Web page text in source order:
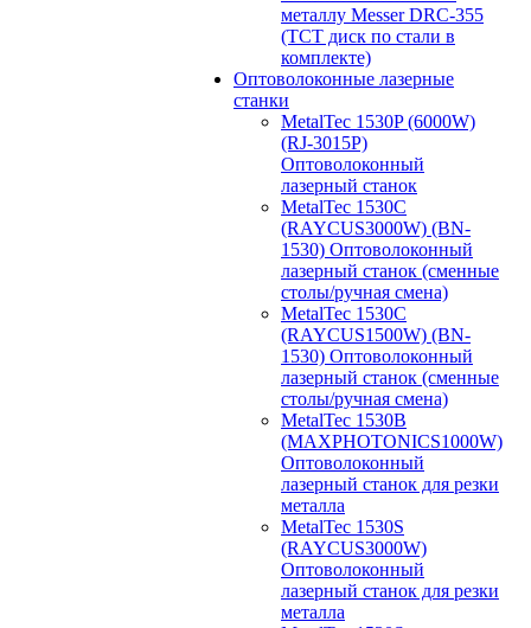
металлу Messer DRC-355
(ТСТ диск по стали в
комплекте)
Оптоволоконные лазерные
станки
MetalTec 1530P (6000W)
(RJ-3015P)
Оптоволоконный
лазерный станок
MetalTec 1530С
(RAYCUS3000W) (BN-
1530) Оптоволоконный
лазерный станок (сменные
столы/ручная смена)
MetalTec 1530С
(RAYCUS1500W) (BN-
1530) Оптоволоконный
лазерный станок (сменные
столы/ручная смена)
MetalTec 1530B
(MAXPHOTONICS1000W)
Оптоволоконный
лазерный станок для резки
металла
MetalTec 1530S
(RAYCUS3000W)
Оптоволоконный
лазерный станок для резки
металла